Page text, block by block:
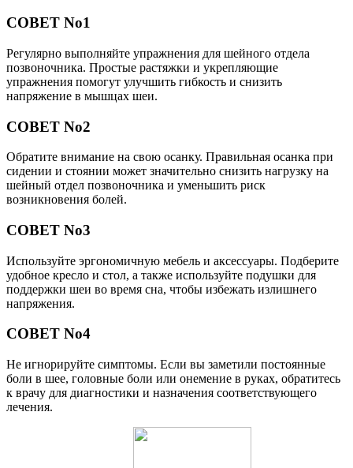
СОВЕТ No1
Регулярно выполняйте упражнения для шейного отдела
позвоночника. Простые растяжки и укрепляющие
упражнения помогут улучшить гибкость и снизить
напряжение в мышцах шеи.
СОВЕТ No2
Обратите внимание на свою осанку. Правильная осанка при
сидении и стоянии может значительно снизить нагрузку на
шейный отдел позвоночника и уменьшить риск
возникновения болей.
СОВЕТ No3
Используйте эргономичную мебель и аксессуары. Подберите
удобное кресло и стол, а также используйте подушки для
поддержки шеи во время сна, чтобы избежать излишнего
напряжения.
СОВЕТ No4
Не игнорируйте симптомы. Если вы заметили постоянные
боли в шее, головные боли или онемение в руках, обратитесь
к врачу для диагностики и назначения соответствующего
лечения.